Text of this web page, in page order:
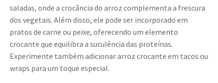
saladas, onde a crocância do arroz complementa a frescura
dos vegetais. Além disso, ele pode ser incorporado em
pratos de carne ou peixe, oferecendo um elemento
crocante que equilibra a suculência das proteínas.
Experimente também adicionar arroz crocante em tacos ou
wraps para um toque especial.